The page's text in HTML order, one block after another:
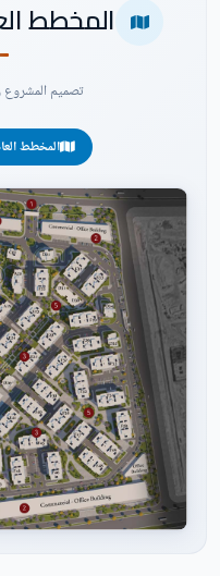
المخطط
تصميم المشروع
المخطط